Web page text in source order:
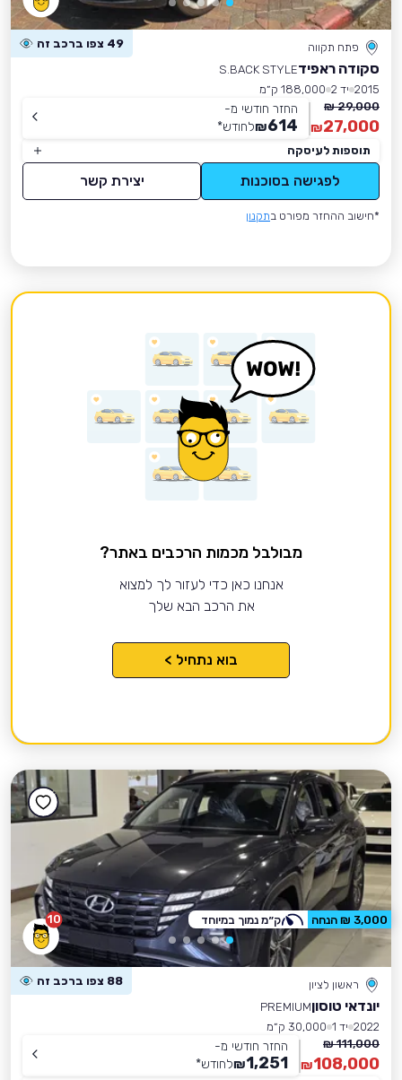
פתח תקווה 49 צפו ברכב זה
סקודה ראפידS.BACK STYLE
2015 יד 2
188,000 ק״מ
29,000 ₪
27,000
₪
החזר חודשי מ-
614
₪לחודש*
תוספות לעיסקה
לפגישה בסוכנות יצירת קשר
*חישוב ההחזר מפורט בתקנון
מבולבל מכמות הרכבים באתר?
אנחנו כאן כדי לעזור לך למצוא
את הרכב הבא שלך
בוא נתחיל >
10
ראשון לציון 88 צפו ברכב זה
יונדאי טוסוןPREMIUM
2022 יד 1
30,000 ק״מ
111,000 ₪
108,000
₪
החזר חודשי מ-
1,251
₪לחודש*
3,000 ₪ הנחה ק״מ נמוך במיוחד